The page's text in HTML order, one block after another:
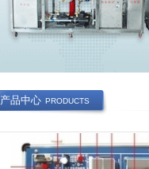
产品中心 PRODUCTS